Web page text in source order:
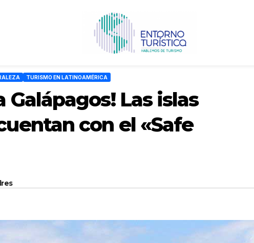
TURISMO EN LATINOAMÉRICA
Galápagos! Las islas
con el «Safe